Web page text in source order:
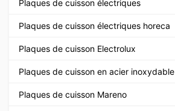
Plaques de cuisson électriques
Plaques de cuisson électriques horeca
Plaques de cuisson Electrolux
Plaques de cuisson en acier inoxydable
Plaques de cuisson Mareno